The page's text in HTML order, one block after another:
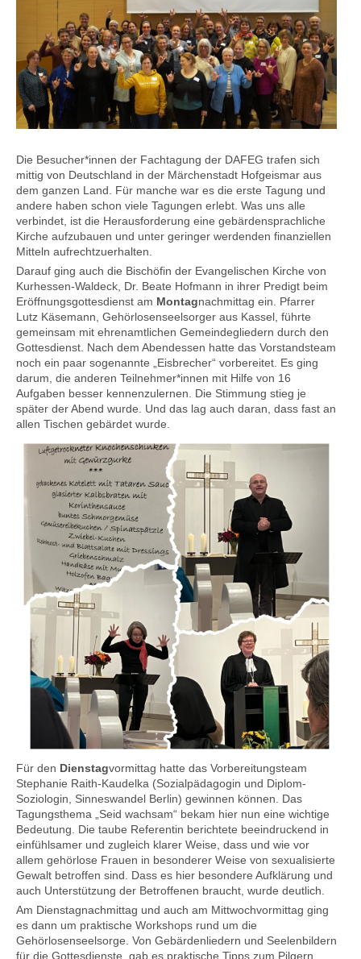
Die Besucher*innen der Fachtagung der DAFEG trafen sich
mittig von Deutschland in der Märchenstadt Hofgeismar aus
dem ganzen Land. Für manche war es die erste Tagung und
andere haben schon viele Tagungen erlebt. Was uns alle
verbindet, ist die Herausforderung eine gebärdensprachliche
Kirche aufzubauen und unter geringer werdenden finanziellen
Mitteln aufrechtzuerhalten.
Darauf ging auch die Bischöfin der Evangelischen Kirche von
Kurhessen-Waldeck, Dr. Beate Hofmann in ihrer Predigt beim
Eröffnungsgottesdienst am Montagnachmittag ein. Pfarrer
Lutz Käsemann, Gehörlosenseelsorger aus Kassel, führte
gemeinsam mit ehrenamtlichen Gemeindegliedern durch den
Gottesdienst. Nach dem Abendessen hatte das Vorstandsteam
noch ein paar sogenannte „Eisbrecher“ vorbereitet. Es ging
darum, die anderen Teilnehmer*innen mit Hilfe von 16
Aufgaben besser kennenzulernen. Die Stimmung stieg je
später der Abend wurde. Und das lag auch daran, dass fast an
allen Tischen gebärdet wurde.
Für den Dienstagvormittag hatte das Vorbereitungsteam
Stephanie Raith-Kaudelka (Sozialpädagogin und Diplom-
Soziologin, Sinneswandel Berlin) gewinnen können. Das
Tagungsthema „Seid wachsam“ bekam hier nun eine wichtige
Bedeutung. Die taube Referentin berichtete beeindruckend in
einfühlsamer und zugleich klarer Weise, dass und wie vor
allem gehörlose Frauen in besonderer Weise von sexualisierte
Gewalt betroffen sind. Dass es hier besondere Aufklärung und
auch Unterstützung der Betroffenen braucht, wurde deutlich.
Am Dienstagnachmittag und auch am Mittwochvormittag ging
es dann um praktische Workshops rund um die
Gehörlosenseelsorge. Von Gebärdenliedern und Seelenbildern
für die Gottesdienste, gab es praktische Tipps zum Pilgern,